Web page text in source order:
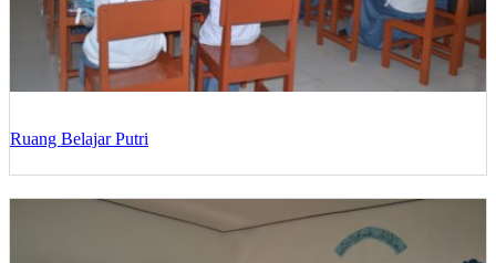
Ruang Belajar Putri